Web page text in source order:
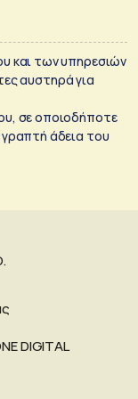
και των υπηρεσιών
αυστηρά για
σε οποιοδήποτε
άδεια του
DIGITAL